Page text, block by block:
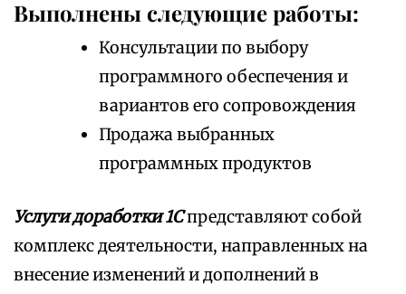
Выполнены следующие работы:
Консультации по выбору
программного обеспечения и
вариантов его сопровождения
Продажа выбранных
программных продуктов
Услуги доработки 1Спредставляют собой
комплекс деятельности, направленных на
внесение изменений и дополнений в